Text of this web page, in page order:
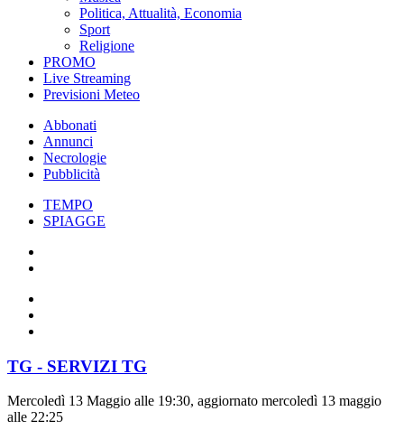
Politica, Attualità, Economia
Sport
Religione
PROMO
Live Streaming
Previsioni Meteo
Abbonati
Annunci
Necrologie
Pubblicità
TEMPO
SPIAGGE
TG - SERVIZI TG
Mercoledì 13 Maggio alle 19:30, aggiornato mercoledì 13 maggio
alle 22:25